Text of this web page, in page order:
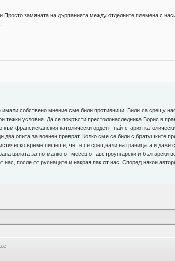
замяната на дърпанията между отделните племена с
собствено мнение сме били противници. Били са срещу
условия. Да се покръсти престолонаследника Борис в
франсисканския католически орден - най-стария
опита за военен преврат. Колко сме се били с братушките
време пишеше, че те се срещнали на границата и даже
цялата за по-малко от месец от австроунгарски и български
после от руснаците и накрая пак от нас. Според някои